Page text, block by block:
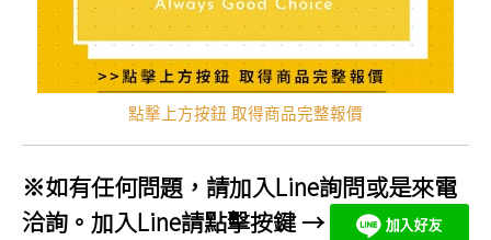
點擊上方按鈕 取得商品完整報價
※如有任何問題，請加入Line詢問或是來電
洽詢。加入Line請點擊按鍵 →